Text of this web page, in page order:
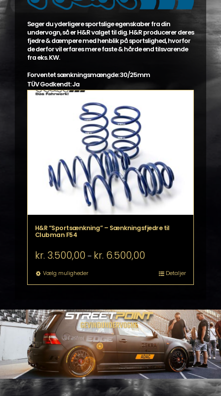
Søger du yderligere sportslige egenskaber fra din
undervogn, så er H&R valget til dig. H&R producerer deres
fjedre & dæmpere med henblik på sportslighed, hvorfor
de derfor vil erfares mere faste & hårde end tilsvarende
fra eks. KW.
Forventet sænkningsmængde: 30/25mm
TÜV Godkendt: Ja
H&R “Sportsænkning” – Sænkningsfjedre til
Clubman F54
kr. 3.500,00 – kr. 6.500,00Prisinterval:
Vælg mulighederDette
vare
varianter.
Mulighederne
kan
vælges
på
varesiden
Detaljer